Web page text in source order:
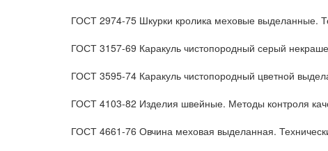
ГОСТ 2974-75 Шкурки кролика меховые выделанные.
ГОСТ 3157-69 Каракуль чистопородный серый
ГОСТ 3595-74 Каракуль чистопородный цветной
ГОСТ 4103-82 Изделия швейные. Методы контроля
ГОСТ 4661-76 Овчина меховая выделанная.